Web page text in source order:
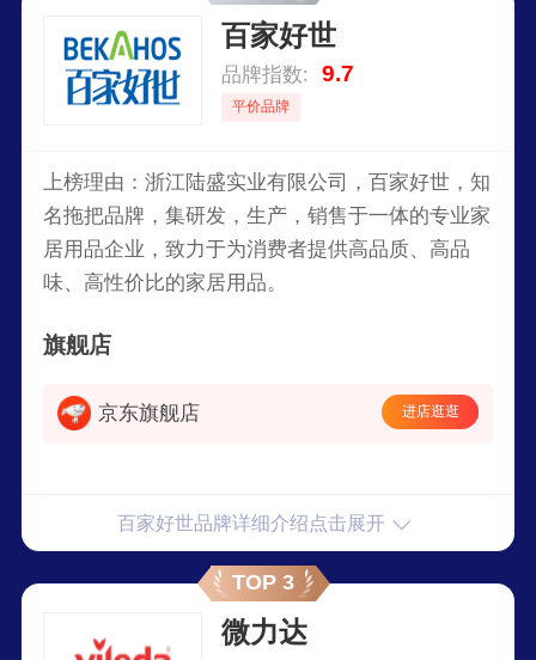
百家好世
品牌指数: 9.7
平价品牌
上榜理由：浙江陆盛实业有限公司，百家好世，知
名拖把品牌，集研发，生产，销售于一体的专业家
居用品企业，致力于为消费者提供高品质、高品
味、高性价比的家居用品。
旗舰店
京东旗舰店 进店逛逛
百家好世品牌详细介绍点击展开
TOP 3
微力达